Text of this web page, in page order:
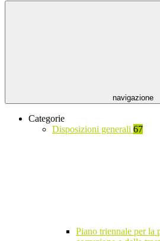
navigazione
Categorie
Disposizioni generali 67
Piano triennale per la